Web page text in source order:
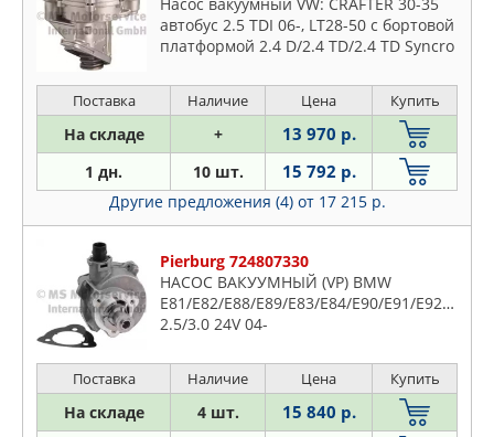
автобус 2.5 TDI 06-, LT28-50 c бортовой
платформой 2.4 D/2.4 TD/2.4 TD Syncro
платформой 2.4
Поставка Наличие Цена Купить
На складе + 13 970 р.
1 дн. 10 шт. 15 792 р.
Другие предложения (4) от 17 215 р.
Pierburg 724807330
НАСОС ВАКУУМНЫЙ (VP) BMW
E81/E82/E88/E89/E83/E84/E90/E91/E92/E93/
2.5/3.0 24V 04-
Поставка Наличие Цена Купить
На складе 4 шт. 15 840 р.